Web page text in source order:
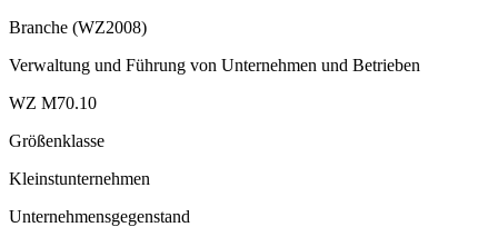
Branche (WZ2008)
Verwaltung und Führung von Unternehmen und Betrieben
WZ M70.10
Größenklasse
Kleinstunternehmen
Unternehmensgegenstand